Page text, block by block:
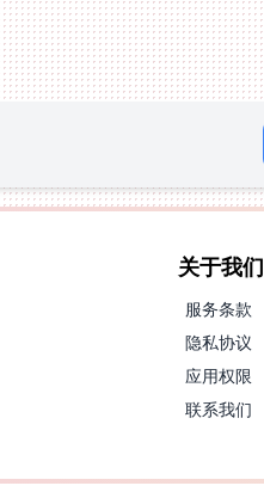
关于我们
服务条款
隐私协议
应用权限
联系我们